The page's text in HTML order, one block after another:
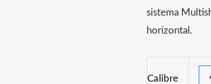
sistema
horizontal.
Calibre